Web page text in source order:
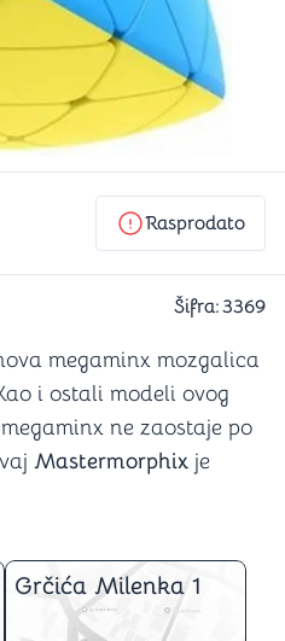
Rasprodato
Šifra:3369
megaminx mozgalica
i ostali modeli ovog
ne zaostaje po
Mastermorphix je
Grčića Milenka 1